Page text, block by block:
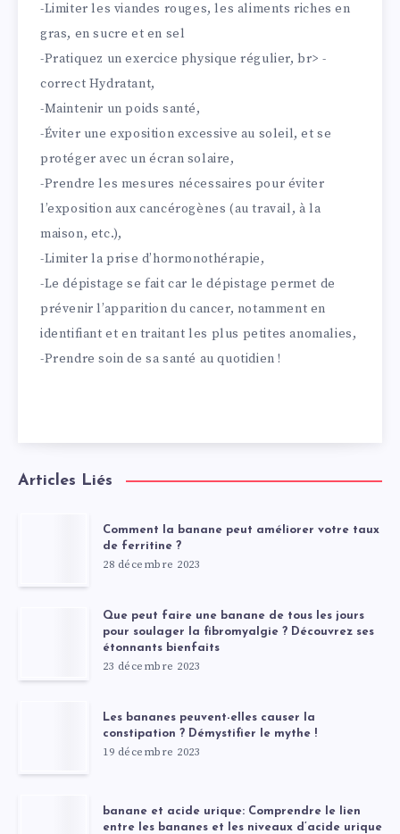
-Limiter les viandes rouges, les aliments riches en
gras, en sucre et en sel
-Pratiquez un exercice physique régulier, br> -
correct Hydratant,
-Maintenir un poids santé,
-Éviter une exposition excessive au soleil, et se
protéger avec un écran solaire,
-Prendre les mesures nécessaires pour éviter
l’exposition aux cancérogènes (au travail, à la
maison, etc.),
-Limiter la prise d’hormonothérapie,
-Le dépistage se fait car le dépistage permet de
prévenir l’apparition du cancer, notamment en
identifiant et en traitant les plus petites anomalies,
-Prendre soin de sa santé au quotidien !
Articles Liés
Comment la banane peut améliorer votre taux
de ferritine ?
28 décembre 2023
Que peut faire une banane de tous les jours
pour soulager la fibromyalgie ? Découvrez ses
étonnants bienfaits
23 décembre 2023
Les bananes peuvent-elles causer la
constipation ? Démystifier le mythe !
19 décembre 2023
banane et acide urique: Comprendre le lien
entre les bananes et les niveaux d’acide urique